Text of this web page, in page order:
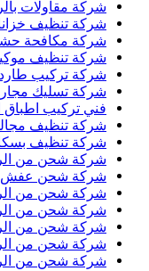
شركة مقاولات
شركة تنظيف
شركة مكافحة
شركة تنظيف
شركة تركيب طارد
شركة تسليك
فني تركيب اطباق
شركة تنظيف
شركة تنظيف
شركة شحن من
شركة شحن عفش
شركة شحن من
شركة شحن من
شركة شحن من
شركة شحن من
شركة شحن من